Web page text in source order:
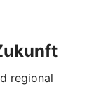
regional